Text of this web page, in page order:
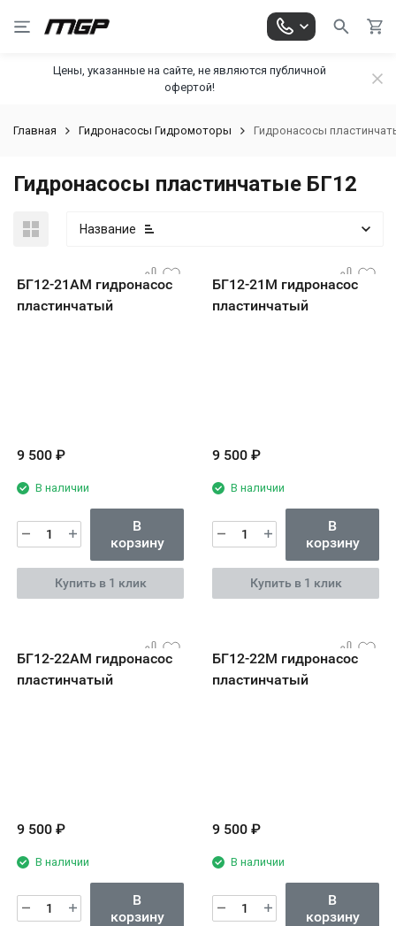
Цены, указанные на сайте, не являются публичной
офертой!
Главная Гидронасосы Гидромоторы Гидронасосы
Гидронасосы пластинчатые БГ12
Название
БГ12-21АМ гидронасос
пластинчатый
9 500 ₽
В наличии
В
корзину
Купить в 1 клик
БГ12-21М гидронасос
пластинчатый
9 500 ₽
В наличии
В
корзину
Купить в 1 клик
БГ12-22АМ гидронасос
пластинчатый
9 500 ₽
В наличии
В
корзину
БГ12-22М гидронасос
пластинчатый
9 500 ₽
В наличии
В
корзину